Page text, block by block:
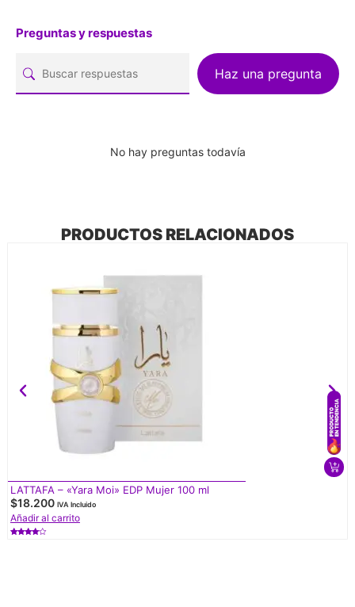
Preguntas y respuestas
Haz una pregunta
No hay preguntas todavía
PRODUCTOS RELACIONADOS
LATTAFA – «Yara Moi» EDP Mujer 100 ml
$18.200 IVA Incluido
Añadir al carrito